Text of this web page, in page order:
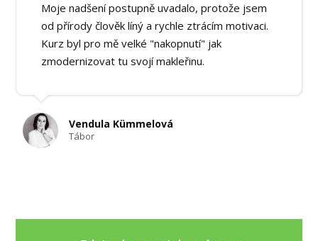
Moje nadšení postupně uvadalo, protože jsem
od přírody člověk líný a rychle ztrácím motivaci.
Kurz byl pro mě velké "nakopnutí" jak
zmodernizovat tu svojí makleřinu.
Vendula Kümmelová
Tábor